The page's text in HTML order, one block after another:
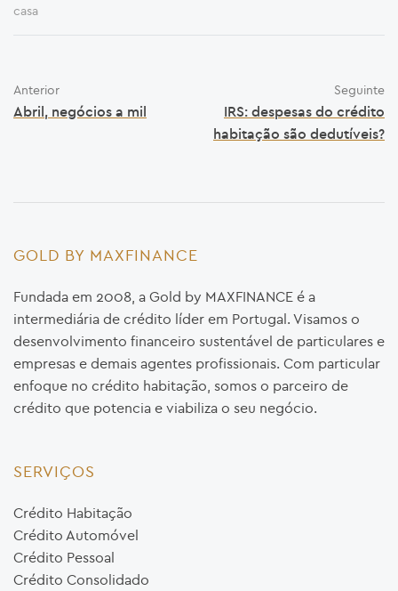
casa
Anterior
Abril, negócios a mil
Seguinte
IRS: despesas do crédito
habitação são dedutíveis?
GOLD BY MAXFINANCE
Fundada em 2008, a Gold by MAXFINANCE é a
intermediária de crédito líder em Portugal. Visamos o
desenvolvimento financeiro sustentável de particulares e
empresas e demais agentes profissionais. Com particular
enfoque no crédito habitação, somos o parceiro de
crédito que potencia e viabiliza o seu negócio.
SERVIÇOS
Crédito Habitação
Crédito Automóvel
Crédito Pessoal
Crédito Consolidado